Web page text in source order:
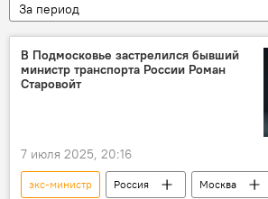
За период
В Подмосковье застрелился бывший
министр транспорта России Роман
Старовойт
7 июля 2025, 20:16
экс-министр Россия
Москва